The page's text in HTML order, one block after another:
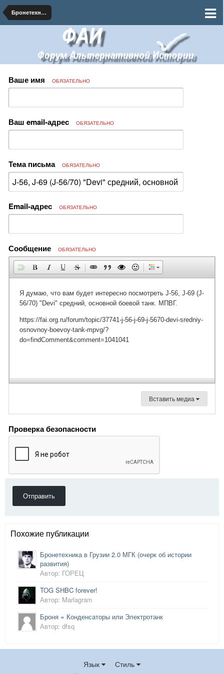
Бронетехника
Ваше имя ОБЯЗАТЕЛЬНО
Ваш email-адрес ОБЯЗАТЕЛЬНО
Тема письма ОБЯЗАТЕЛЬНО
Email-адрес ОБЯЗАТЕЛЬНО
Сообщение ОБЯЗАТЕЛЬНО
Вставить медиа
Проверка безопасности
Отправить
Похожие публикации
Бронетехника в Грузии 2.0 МГК (очерк об истории
развития)
Автор: ГОРЕЦ
TOG SHBC forever!
Автор: Marlagram
Броня = Конденсаторы или Электротанк
Автор: dfsq
Язык Стиль